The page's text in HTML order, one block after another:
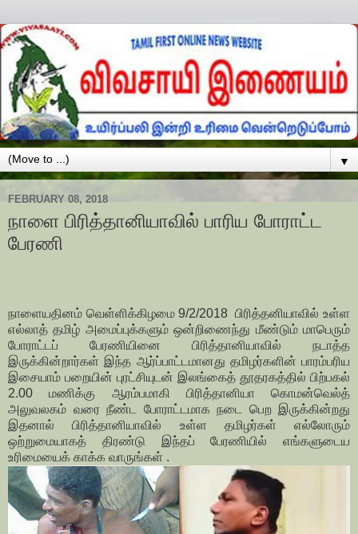
▼
FEBRUARY 08, 2018
நாளை பிரித்தானியாவில் பாரிய போராட்ட
பேரணி
நாளையதினம் வெள்ளிக்கிழமை 9/2/2018 பிரித்தனியாவில் உள்ள
எல்லாத் தமிழ் அமைப்புக்களும் ஒன்றிணைந்து மீண்டும் மாபெரும்
போராட்டப் பேரணியினை பிரித்தானியாவில் நடாத்த
இருக்கின்றார்கள் இந்த ஆர்ப்பாட்டமானது தமிழர்களின் பாரம்பரிய
இசையாம் பறையின் புரட்சியுடன் இலங்கைத் தூதரகத்தில் பிற்பகல்
2.00 மணிக்கு ஆரம்பமாகி பிரித்தானியா கொமன்வெல்த்
அலுவலகம் வரை நீண்ட போராட்டமாக நடை பெற இருக்கின்றது
இதனால் பிரித்தானியாவில் உள்ள தமிழர்கள் எல்லோரும்
ஒற்றுமையாகத் திரண்டு இந்தப் பேரணியில் எங்களுடைய
உரிமையைக் காக்க வாருங்கள் .